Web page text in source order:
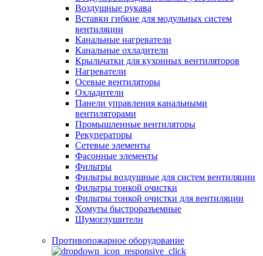
Воздушные рукава
Вставки гибкие для модульных систем
вентиляции
Канальные нагреватели
Канальные охладители
Крыльчатки для кухонных вентиляторов
Нагреватели
Осевые вентиляторы
Охладители
Панели управления канальными
вентиляторами
Промышленные вентиляторы
Рекуператоры
Сетевые элементы
Фасонные элементы
Фильтры
Фильтры воздушные для систем вентиляции
Фильтры тонкой очистки
Фильтры тонкой очистки для вентиляции
Хомуты быстроразъемные
Шумоглушители
Противопожарное оборудование